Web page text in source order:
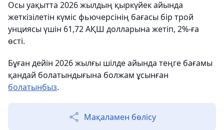
Осы уақытта 2026 жылдың қыркүйек айында
жеткізілетін күміс фьючерсінің бағасы бір трой
унциясы үшін 61,72 АҚШ долларына жетіп, 2%-ға
өсті.
Бұған дейін 2026 жылғы шілде айында теңге бағамы
қандай болатындығына болжам ұсынған
болатынбыз.
Мақаламен бөлісу